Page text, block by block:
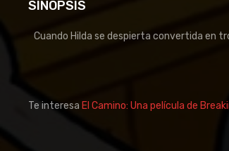
SINOPSIS
Cuando Hilda se despierta convertida en
Te interesa El Camino: Una película de